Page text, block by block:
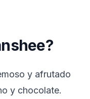
y afrutado
y chocolate.